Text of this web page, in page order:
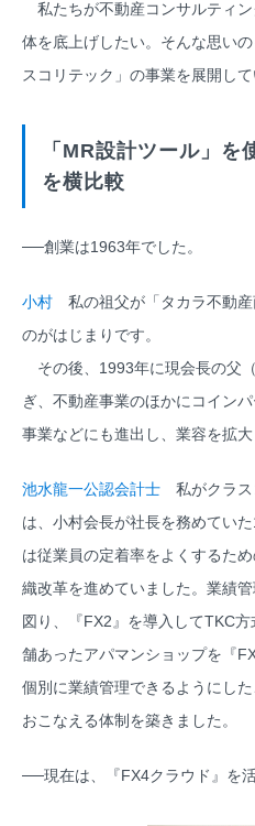
私たちが不動産コンサルティ
体を底上げしたい。そんな思い
スコリテック」の事業を展開して
「MR設計ツール」を
を横比較
──創業は1963年でした。
小村 私の祖父が「タカラ不動
のがはじまりです。
その後、1993年に現会長の父
ぎ、不動産事業のほかにコイン
事業などにも進出し、業容を拡大
池水龍一公認会計士 私がクラス
は、小村会長が社長を務めてい
は従業員の定着率をよくするた
織改革を進めていました。業績
図り、『FX2』を導入してTKC
舗あったアパマンショップを『
個別に業績管理できるようにし
おこなえる体制を築きました。
──現在は、『FX4クラウド』を